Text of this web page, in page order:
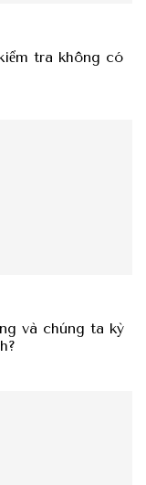
tra không có
và chúng ta kỳ